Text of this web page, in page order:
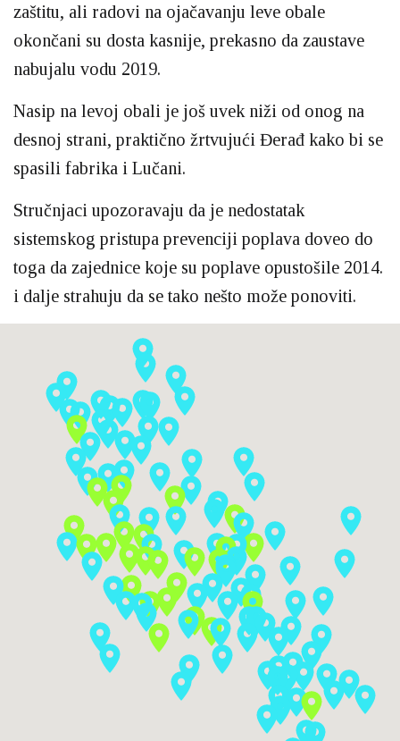
zaštitu, ali radovi na ojačavanju leve obale
okončani su dosta kasnije, prekasno da zaustave
nabujalu vodu 2019.
Nasip na levoj obali je još uvek niži od onog na
desnoj strani, praktično žrtvujući Đerađ kako bi se
spasili fabrika i Lučani.
Stručnjaci upozoravaju da je nedostatak
sistemskog pristupa prevenciji poplava doveo do
toga da zajednice koje su poplave opustošile 2014.
i dalje strahuju da se tako nešto može ponoviti.